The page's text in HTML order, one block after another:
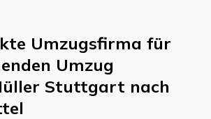
Umzugsfirma für
Umzug
Stuttgart nach